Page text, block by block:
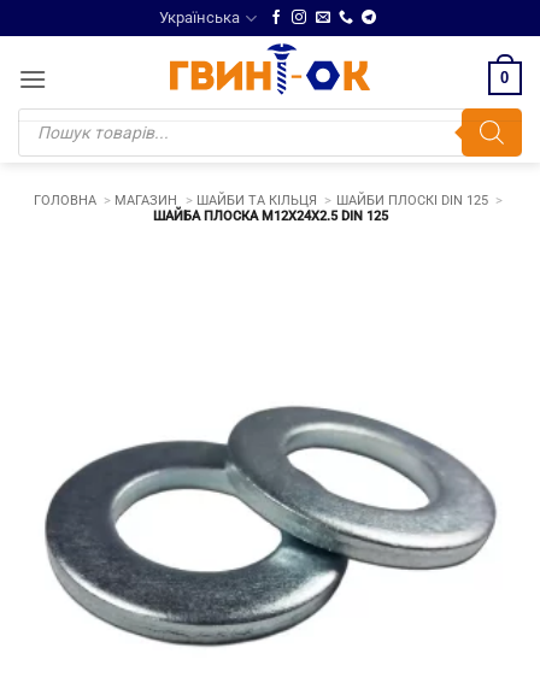
to
content
Українська
0
Products
search
ГОЛОВНА МАГАЗИН ШАЙБИ ТА КІЛЬЦЯ
ШАЙБИ ПЛОСКІ DIN 125
ШАЙБА ПЛОСКА М12Х24Х2.5 DIN 125